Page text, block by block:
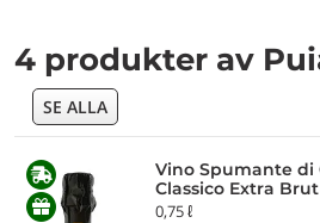
4 produkter av
SE ALLA
Vino Spumante
Classico Extra
0,75 ℓ